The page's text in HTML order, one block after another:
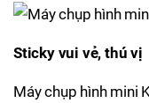
Sticky vui vẻ, thú vị
Máy chụp hình mini